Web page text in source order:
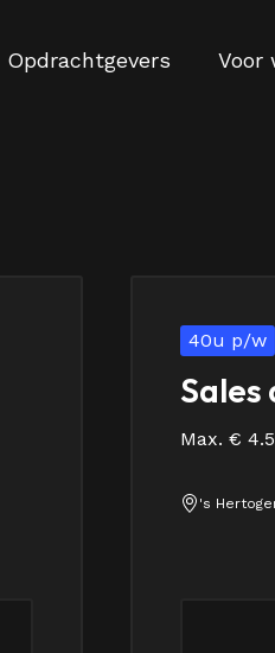
Opdrachtgevers Voor
40u p/w
Max. €
's